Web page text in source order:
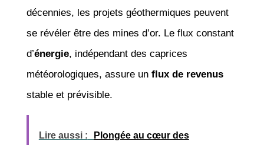
décennies, les projets géothermiques peuvent
se révéler être des mines d’or. Le flux constant
d’énergie, indépendant des caprices
météorologiques, assure un flux de revenus
stable et prévisible.
Lire aussi : Plongée au cœur des